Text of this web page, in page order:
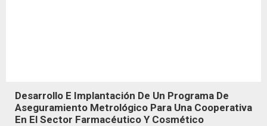
Desarrollo E Implantación De Un Programa De
Aseguramiento Metrológico Para Una Cooperativa
En El Sector Farmacéutico Y Cosmético